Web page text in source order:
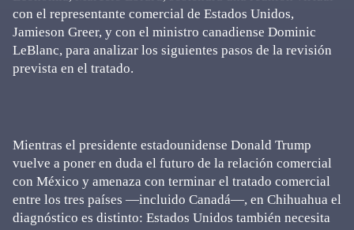
con el representante comercial de Estados Unidos,
Jamieson Greer, y con el ministro canadiense Dominic
LeBlanc, para analizar los siguientes pasos de la revisión
prevista en el tratado.
Mientras el presidente estadounidense Donald Trump
vuelve a poner en duda el futuro de la relación comercial
con México y amenaza con terminar el tratado comercial
entre los tres países —incluido Canadá—, en Chihuahua el
diagnóstico es distinto: Estados Unidos también necesita